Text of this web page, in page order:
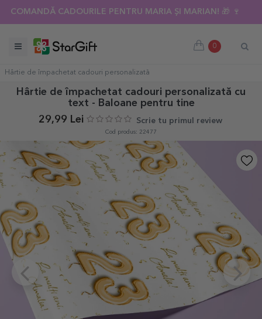
COMANDĂ CADOURILE PENTRU MARIA ȘI MARIAN! 🎁 🍷
0
Hârtie de împachetat cadouri personalizată
Hârtie de împachetat cadouri personalizată cu
text - Baloane pentru tine
29,99 Lei
Scrie tu primul review
Cod produs: 22477